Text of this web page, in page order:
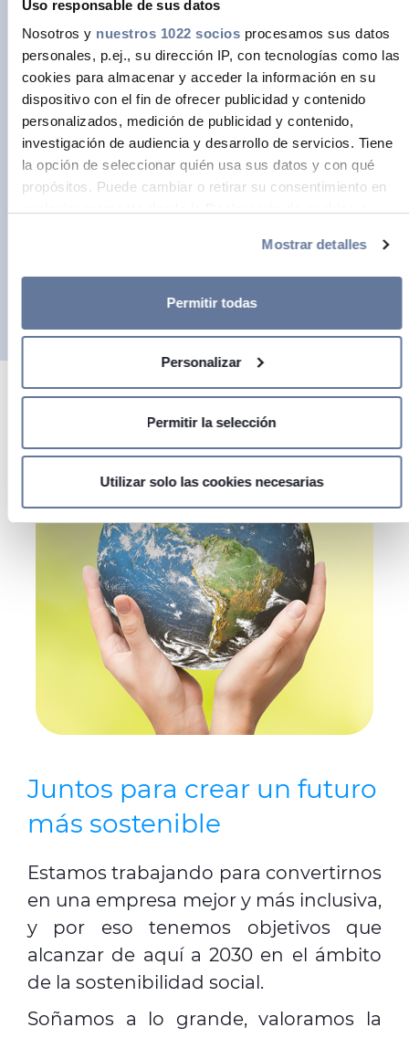
Uso responsable de sus datos
Nosotros y nuestros 1022 sociosprocesamos sus datos
personales, p.ej., su dirección IP, con tecnologías como las
cookies para almacenar y acceder la información en su
dispositivo con el fin de ofrecer publicidad y contenido
personalizados, medición de publicidad y contenido,
investigación de audiencia y desarrollo de servicios. Tiene
la opción de seleccionar quién usa sus datos y con qué
propósitos. Puede cambiar o retirar su consentimiento en
Si lo permite, también quisiéramos:
Recopilar información sobre su ubicación
Identificar su dispositivo analizándolo activamente
para buscar características específicas (huellas
datos personales y establezca sus preferencias en la
sección de datos. Puede cambiar o retirar su
cookies.
Las cookies de este sitio web se usan para personalizar el
contenido y los anuncios, ofrecer funciones de redes
sociales y analizar el tráfico. Además, compartimos
información sobre el uso que haga del sitio web con
nuestros partners de redes sociales, publicidad y análisis
web, quienes pueden combinarla con otra información que
les haya proporcionado o que hayan recopilado a partir del
uso que haya hecho de sus servicios.
Mostrar detalles
Permitir todas
Personalizar
Permitir la selección
Utilizar solo las cookies necesarias
con la diversidad y la inclusión, y
nuestro objetivo es crear herramientas
y condiciones que permitan a todos
nuestros empleados gestionar mejor
su vida y su trabajo.
Por este motivo, hemos puesto en
marcha una Política Parental y una
después de la pandemia del COVID-19
teniendo en cuenta las políticas de
cada sede de Prysmian.
Juntos para crear un futuro
más sostenible
Estamos trabajando para convertirnos
en una empresa mejor y más inclusiva,
y por eso tenemos objetivos que
alcanzar de aquí a 2030 en el ámbito
de la sostenibilidad social.
Soñamos a lo grande, valoramos la